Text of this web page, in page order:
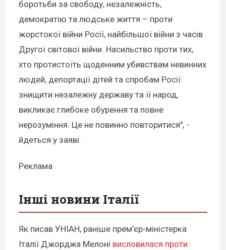
боротьби за свободу, незалежність,
демократію та людське життя – проти
жорстокої війни Росії, найбільшої війни з часів
Другої світової війни. Насильство проти тих,
хто протистоїть щоденним убивствам невинних
людей, депортації дітей та спробам Росії
знищити незалежну державу та її народ,
викликає глибоке обурення та повне
нерозуміння. Це не повинно повторитися", -
йдеться у заяві.
Реклама
Інші новини Італії
Як писав УНІАН, раніше прем'єр-міністерка
Італії Джорджа Мелоні висловилася проти